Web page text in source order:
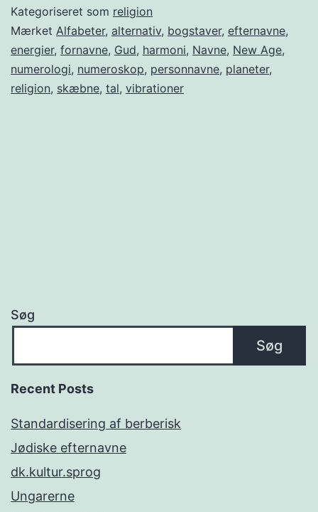
Kategoriseret som religion
Mærket Alfabeter, alternativ, bogstaver, efternavne,
energier, fornavne, Gud, harmoni, Navne, New Age,
numerologi, numeroskop, personnavne, planeter,
religion, skæbne, tal, vibrationer
Søg
Søg
Recent Posts
Standardisering af berberisk
Jødiske efternavne
dk.kultur.sprog
Ungarerne